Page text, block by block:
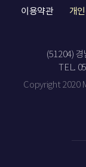
이용약관 개
(51204)
TEL.
Copyright 2020